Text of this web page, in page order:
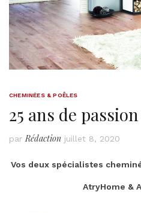
CHEMINÉES & POÊLES
25 ans de
parRédaction juillet 8, 2020
Vos deux spécialistes
AtryHome &